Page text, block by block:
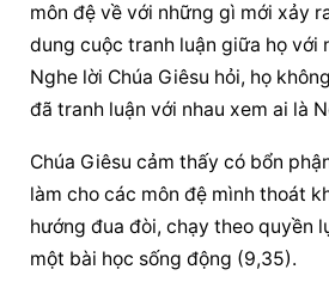
môn đệ về với những gì mới xảy
dung cuộc tranh luận giữa họ với
Nghe lời Chúa Giêsu hỏi, họ
đã tranh luận với nhau xem ai là
Chúa Giêsu cảm thấy có bổn
làm cho các môn đệ mình thoát
hướng đua đòi, chạy theo quyền
một bài học sống động (9,35).